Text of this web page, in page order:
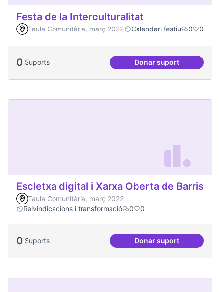
Festa de la Interculturalitat
Taula Comunitària, març 2022 Calendari festiu 0 0
0 Suports Donar suport
Festa de la
Escletxa digital i Xarxa Oberta de Barris
Taula Comunitària, març 2022
Reivindicacions i transformació
0 0
0 Suports Donar suportEscletxa digital i